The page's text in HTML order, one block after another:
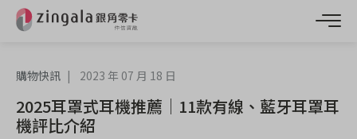
購物快訊 2023 年 07 月 18 日
2025耳罩式耳機推薦｜11款有線、藍牙耳罩耳
機評比介紹